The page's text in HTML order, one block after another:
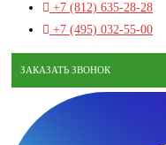
+7 (812) 635-28-28
+7 (495) 032-55-00
ЗАКАЗАТЬ ЗВОНОК